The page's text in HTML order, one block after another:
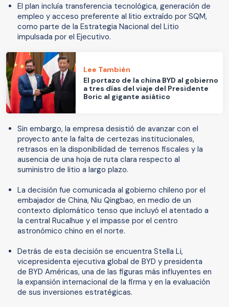
El plan incluía transferencia tecnológica, generación de
empleo y acceso preferente al litio extraído por SQM,
como parte de la Estrategia Nacional del Litio
impulsada por el Ejecutivo.
Lee También
El portazo de la china BYD al gobierno
a tres días del viaje del Presidente
Boric al gigante asiático
Sin embargo, la empresa desistió de avanzar con el
proyecto ante la falta de certezas institucionales,
retrasos en la disponibilidad de terrenos fiscales y la
ausencia de una hoja de ruta clara respecto al
suministro de litio a largo plazo.
La decisión fue comunicada al gobierno chileno por el
embajador de China, Niu Qingbao, en medio de un
contexto diplomático tenso que incluyó el atentado a
la central Rucalhue y el impasse por el centro
astronómico chino en el norte.
Detrás de esta decisión se encuentra Stella Li,
vicepresidenta ejecutiva global de BYD y presidenta
de BYD Américas, una de las figuras más influyentes en
la expansión internacional de la firma y en la evaluación
de sus inversiones estratégicas.